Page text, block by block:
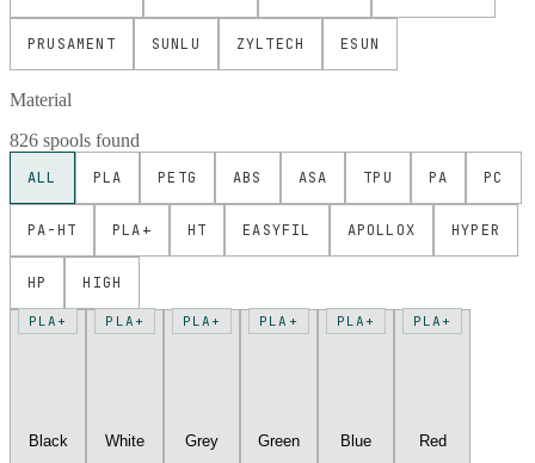
PRUSAMENT SUNLU ZYLTECH ESUN
Material
826 spools found
ALL PLA PETG ABS ASA TPU PA PC
PA-HT PLA+ HT EASYFIL APOLLOX HYPER
HP HIGH
PLA+
Black
PLA+
White
PLA+
Grey
PLA+
Green
PLA+
Blue
PLA+
Red